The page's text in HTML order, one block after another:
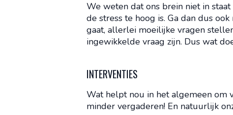
We weten dat ons brein niet in
de stress te hoog is. Ga dan dus
gaat, allerlei moeilijke vragen
ingewikkelde vraag zijn. Dus wat
INTERVENTIES
Wat helpt nou in het algemeen om
minder vergaderen! En natuurlijk